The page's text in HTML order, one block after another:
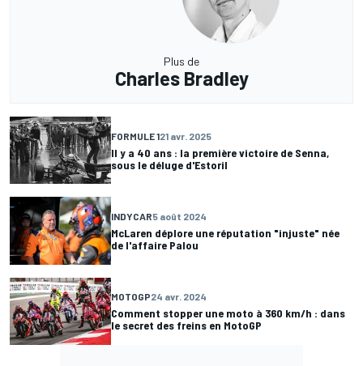
Plus de
Charles Bradley
FORMULE 121 avr. 2025
Il y a 40 ans : la première victoire de Senna,
sous le déluge d'Estoril
INDYCAR5 août 2024
McLaren déplore une réputation "injuste" née
de l'affaire Palou
MOTOGP24 avr. 2024
Comment stopper une moto à 360 km/h : dans
le secret des freins en MotoGP